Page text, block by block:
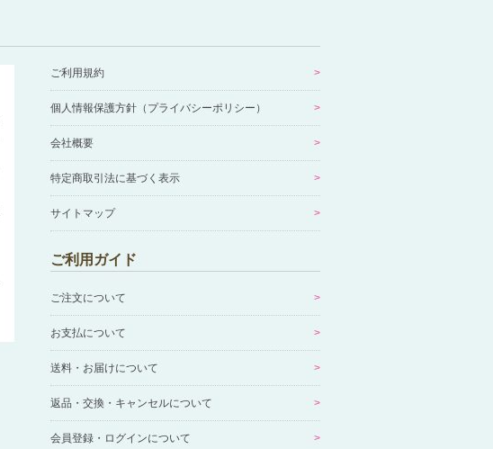
ご利用規約
個人情報保護方針（プライバシーポリシー）
会社概要
特定商取引法に基づく表示
サイトマップ
ご利用ガイド
ご注文について
お支払について
送料・お届けについて
返品・交換・キャンセルについて
会員登録・ログインについて